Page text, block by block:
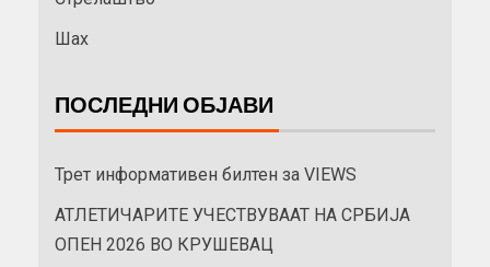
Шах
ПОСЛЕДНИ ОБЈАВИ
Трет информативен билтен за VIEWS
АТЛЕТИЧАРИТЕ УЧЕСТВУВААТ НА СРБИЈА
ОПЕН 2026 ВО КРУШЕВАЦ